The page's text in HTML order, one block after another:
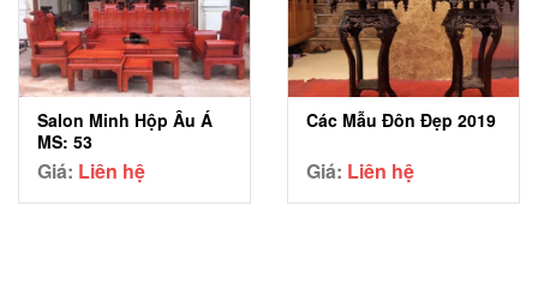
Salon Minh Hộp Âu Á
MS: 53
Giá: Liên hệ
Các Mẫu Đôn Đẹp 2019
Giá: Liên hệ